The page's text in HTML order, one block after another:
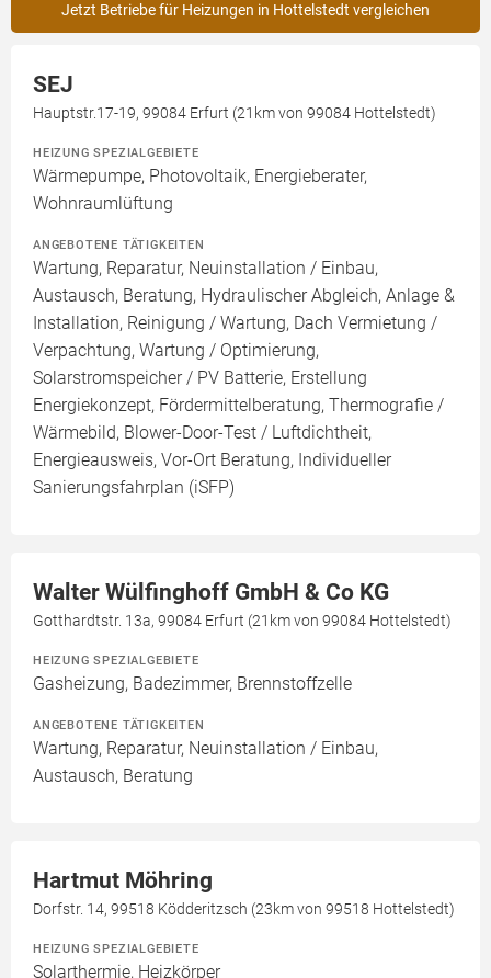
Jetzt Betriebe für Heizungen in Hottelstedt vergleichen
SEJ
Hauptstr.17-19, 99084 Erfurt (21km von 99084 Hottelstedt)
HEIZUNG SPEZIALGEBIETE
Wärmepumpe, Photovoltaik, Energieberater,
Wohnraumlüftung
ANGEBOTENE TÄTIGKEITEN
Wartung, Reparatur, Neuinstallation / Einbau,
Austausch, Beratung, Hydraulischer Abgleich, Anlage &
Installation, Reinigung / Wartung, Dach Vermietung /
Verpachtung, Wartung / Optimierung,
Solarstromspeicher / PV Batterie, Erstellung
Energiekonzept, Fördermittelberatung, Thermografie /
Wärmebild, Blower-Door-Test / Luftdichtheit,
Energieausweis, Vor-Ort Beratung, Individueller
Sanierungsfahrplan (iSFP)
Walter Wülfinghoff GmbH & Co KG
Gotthardtstr. 13a, 99084 Erfurt (21km von 99084 Hottelstedt)
HEIZUNG SPEZIALGEBIETE
Gasheizung, Badezimmer, Brennstoffzelle
ANGEBOTENE TÄTIGKEITEN
Wartung, Reparatur, Neuinstallation / Einbau,
Austausch, Beratung
Hartmut Möhring
Dorfstr. 14, 99518 Ködderitzsch (23km von 99518 Hottelstedt)
HEIZUNG SPEZIALGEBIETE
Solarthermie, Heizkörper